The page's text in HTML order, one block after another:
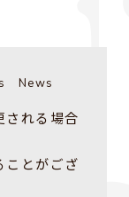
News
される場合
ことがござ